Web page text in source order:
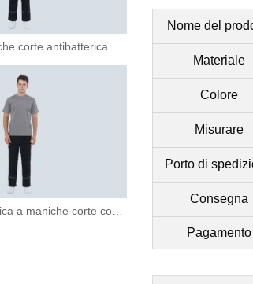
Nome del
Materiale
Colore
Misurare
Porto di
Consegna
Pagamento